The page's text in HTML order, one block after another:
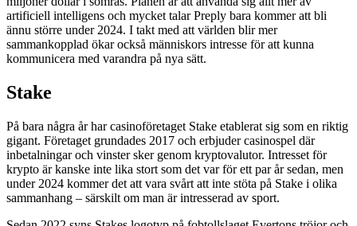
artificiell intelligens och mycket talar Preply bara kommer att bli
ännu större under 2024. I takt med att världen blir mer
sammankopplad ökar också människors intresse för att kunna
kommunicera med varandra på nya sätt.
Stake
På bara några år har casinoföretaget Stake etablerat sig som en riktig
gigant. Företaget grundades 2017 och erbjuder casinospel där
inbetalningar och vinster sker genom kryptovalutor. Intresset för
krypto är kanske inte lika stort som det var för ett par år sedan, men
under 2024 kommer det att vara svårt att inte stöta på Stake i olika
sammanhang – särskilt om man är intresserad av sport.